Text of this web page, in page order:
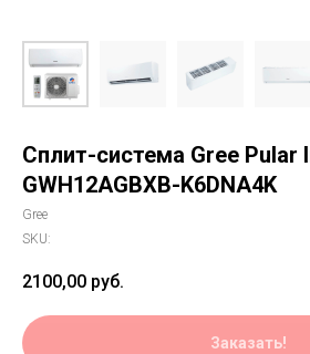
Сплит-система Gree Pular
GWH12AGBXB-K6DNA4K
Gree
SKU:
2100,00 руб.
Заказать!